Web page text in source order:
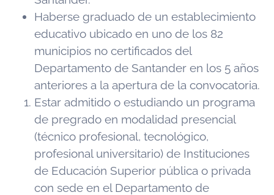
Haberse graduado de un establecimiento
educativo ubicado en uno de los 82
municipios no certificados del
Departamento de Santander en los 5 años
anteriores a la apertura de la convocatoria.
Estar admitido o estudiando un programa
de pregrado en modalidad presencial
(técnico profesional, tecnológico,
profesional universitario) de Instituciones
de Educación Superior pública o privada
con sede en el Departamento de